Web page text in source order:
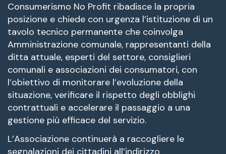
Consumerismo No Profit ribadisce la propria
posizione e chiede con urgenza l’istituzione di un
tavolo tecnico permanente che coinvolga
Amministrazione comunale, rappresentanti della
ditta attuale, esperti del settore, consiglieri
comunali e associazioni dei consumatori, con
l’obiettivo di monitorare l’evoluzione della
situazione, verificare il rispetto degli obblighi
contrattuali e accelerare il passaggio a una
gestione più efficace del servizio.
L’Associazione continuerà a raccogliere le
segnalazioni dei cittadini all’indirizzo